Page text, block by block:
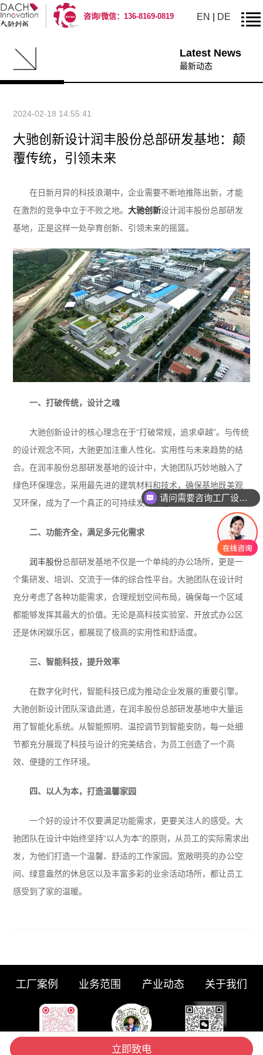
咨询/微信：136-8169-0819 EN DE
Latest News
最新动态
2024-02-18 14:55:41
大驰创新设计润丰股份总部研发基地：颠
覆传统，引领未来
在日新月异的科技浪潮中，企业需要不断地推陈出新，才能
在激烈的竞争中立于不败之地。大驰创新设计润丰股份总部研发
基地，正是这样一处孕育创新、引领未来的摇篮。
一、打破传统，设计之魂
大驰创新设计的核心理念在于“打破常规，追求卓越”。与传统
的设计观念不同，大驰更加注重人性化、实用性与未来趋势的结
合。在润丰股份总部研发基地的设计中，大驰团队巧妙地融入了
绿色环保理念，采用最先进的建筑材料和技术，确保基地既美观
又环保，成为了一个真正的可持续发展示范区。
二、功能齐全，满足多元化需求
润丰股份总部研发基地不仅是一个单纯的办公场所，更是一
个集研发、培训、交流于一体的综合性平台。大驰团队在设计时
充分考虑了各种功能需求，合理规划空间布局，确保每一个区域
都能够发挥其最大的价值。无论是高科技实验室、开放式办公区
还是休闲娱乐区，都展现了极高的实用性和舒适度。
三、智能科技，提升效率
在数字化时代，智能科技已成为推动企业发展的重要引擎。
大驰创新设计团队深谙此道，在润丰股份总部研发基地中大量运
用了智能化系统。从智能照明、温控调节到智能安防，每一处细
节都充分展现了科技与设计的完美结合，为员工创造了一个高
效、便捷的工作环境。
四、以人为本，打造温馨家园
一个好的设计不仅要满足功能需求，更要关注人的感受。大
驰团队在设计中始终坚持“以人为本”的原则，从员工的实际需求出
发，为他们打造一个温馨、舒适的工作家园。宽敞明亮的办公空
间、绿意盎然的休息区以及丰富多彩的业余活动场所，都让员工
感受到了家的温暖。
工厂案例 业务范围 产业动态 关于我们
请问需要咨询工厂设计吗
立即致电